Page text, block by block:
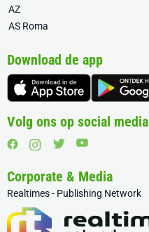
AZ
AS Roma
Download de app
Volg ons op social media
Corporate & Media
Realtimes - Publishing Network